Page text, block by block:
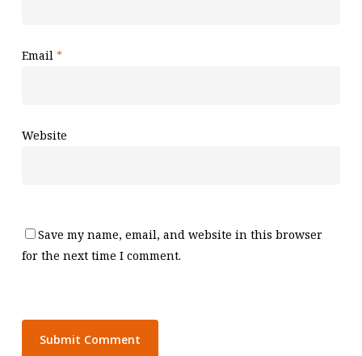
Email *
Website
Save my name, email, and website in this browser
for the next time I comment.